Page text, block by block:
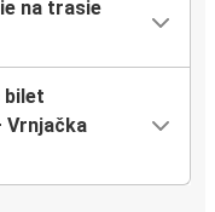
na trasie
bilet
Vrnjačka